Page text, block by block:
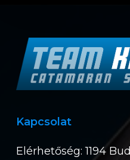
Kapcsolat
Elérhetőség: 1194